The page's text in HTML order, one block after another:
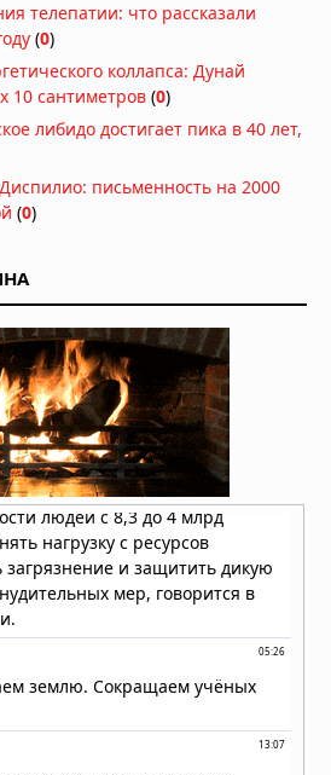
олень: в поисках
кабарги
в 10:04
кенгуру: уникальные
в 14:00
или опасные хищники?
— самая необычная птица
в 09:46
обезьяна
в 13:42
телепатии: что рассказали
(0)
коллапса: Дунай
10 сантиметров (0)
либидо достигает пика в 40 лет,
письменность на 2000
(0)